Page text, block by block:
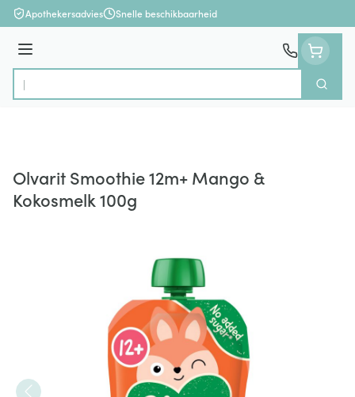
Ga naar de inhoud
Apothekersadvies Snelle beschikbaarheid
Menu
Product, merk, categorie...
Zoek
Olvarit Smoothie 12m+ Mango &
Kokosmelk 100g